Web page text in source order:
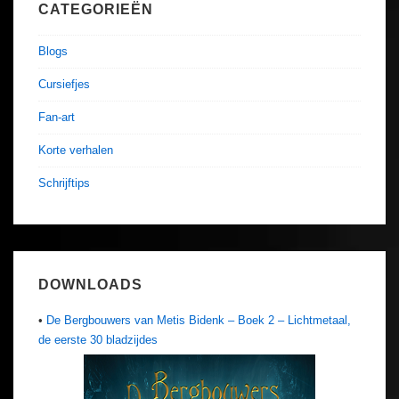
CATEGORIEËN
Blogs
Cursiefjes
Fan-art
Korte verhalen
Schrijftips
DOWNLOADS
• De Bergbouwers van Metis Bidenk – Boek 2 – Lichtmetaal,
de eerste 30 bladzijdes